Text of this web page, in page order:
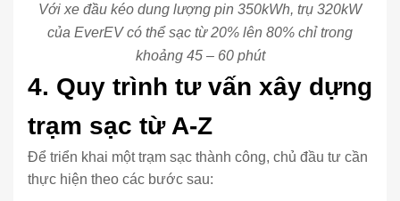
Với xe đầu kéo dung lượng pin 350kWh, trụ 320kW
của EverEV có thể sạc từ 20% lên 80% chỉ trong
khoảng 45 – 60 phút
4. Quy trình tư vấn xây dựng
trạm sạc từ A-Z
Để triển khai một trạm sạc thành công, chủ đầu tư cần
thực hiện theo các bước sau: